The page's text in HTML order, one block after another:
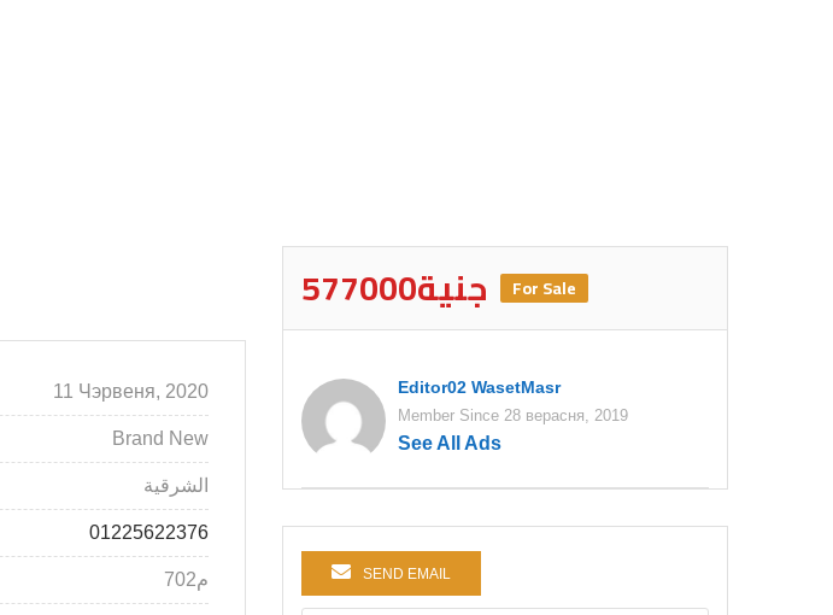
11 Чэрвеня, 2020
Brand New
الشرقية
01225622376
702م
577000جنية For Sale
Editor02 WasetMasr
Member Since 28 верасня, 2019
See All Ads
SEND EMAIL